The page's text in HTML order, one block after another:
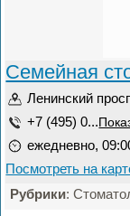
Семейная
Ленинский
+7 (495) 0...
ежедневно,
Посмотреть на
Рубрики: